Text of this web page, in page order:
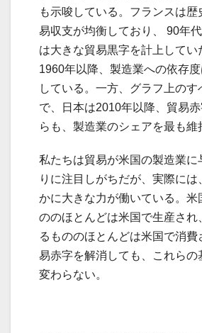
も示唆している。フランスは歴
易収支が均衡しており、 90年
は大きな貿易黒字を計上してい
1960年以降、製造業への依存
している。一方、グラフ上のす
で、日本は2010年以降、貿易
らも、製造業のシェアを最も維
私たちは貿易が米国の製造業に
りに注目しがちだが、実際には
かに大きな力が働いている。米
ののほとんどは米国で生産され
るもののほとんどは米国で消費
易赤字を解消しても、これらの
変わらない。